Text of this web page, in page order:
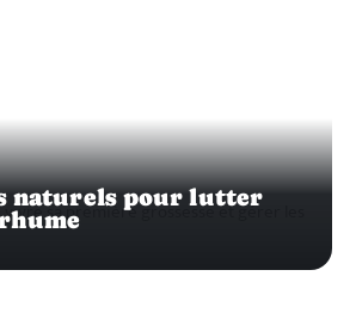
naturels pour lutter